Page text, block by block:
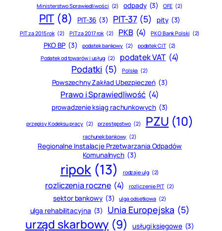
Ministerstwo Sprawiedliwości (2) odpady (3) OFE (2)
PIT (8) PIT-36 (3) PIT-37 (5) pity (3)
PIT za 2015 rok (2) PIT za 2017 rok (2) PKB (4) PKO Bank Polski (2)
PKO BP (3) podatek bankowy (2) podatek CIT (2)
Podatek od towarów i usług (2) podatek VAT (4)
Podatki (5) Polska (2)
Powszechny Zakład Ubezpieczeń (3)
Prawo i Sprawiedliwość (4)
prowadzenie ksiąg rachunkowych (3)
przepisy Kodeksu pracy (2) przestępstwo (2) PZU (10)
rachunek bankowy (2)
Regionalne Instalacje Przetwarzania Odpadów
Komunalnych (3)
ripok (13) rodzaje ulg (2)
rozliczenia roczne (4) rozliczenie PIT (2)
sektor bankowy (3) ulga odsetkowa (2)
ulga rehabilitacyjna (3) Unia Europejska (5)
urząd skarbowy (9) usługi księgowe (3)